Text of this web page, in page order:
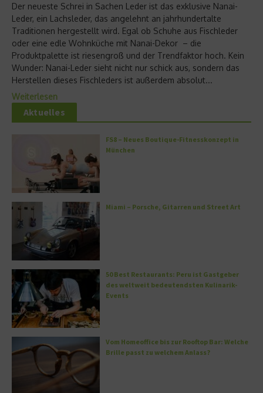
Der neueste Schrei in Sachen Leder ist das exklusive Nanai-
Leder, ein Lachsleder, das angelehnt an jahrhundertalte
Traditionen hergestellt wird. Egal ob Schuhe aus Fischleder
oder eine edle Wohnküche mit Nanai-Dekor – die
Produktpalette ist riesengroß und der Trendfaktor hoch. Kein
Wunder: Nanai-Leder sieht nicht nur schick aus, sondern das
Herstellen dieses Fischleders ist außerdem absolut...
Weiterlesen
Aktuelles
FS8 – Neues Boutique-Fitnesskonzept in
München
Miami – Porsche, Gitarren und Street Art
50 Best Restaurants: Peru ist Gastgeber
des weltweit bedeutendsten Kulinarik-
Events
Vom Homeoffice bis zur Rooftop Bar: Welche
Brille passt zu welchem Anlass?